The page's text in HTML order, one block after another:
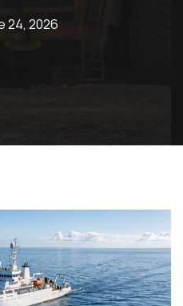
24, 2026